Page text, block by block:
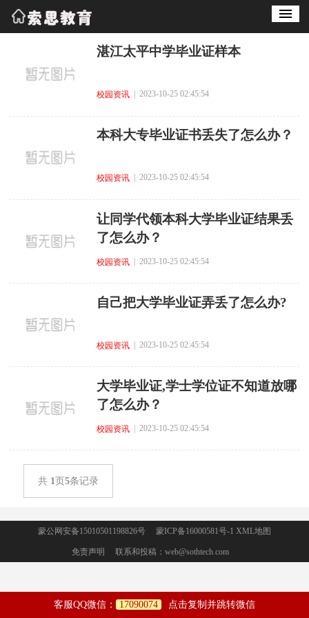
湛江太平中学毕业证样本
校园资讯 | 2023-10-25 02:45:54
本科大专毕业证书丢失了怎么办？
校园资讯 | 2023-10-25 02:45:54
让同学代领本科大学毕业证结果丢
了怎么办？
校园资讯 | 2023-10-25 02:45:54
自己把大学毕业证弄丢了怎么办?
校园资讯 | 2023-10-25 02:45:54
大学毕业证,学士学位证不知道放哪
了怎么办？
校园资讯 | 2023-10-25 02:45:54
共 1 页 5条记录
蒙公网安备15010501198826号 蒙ICP备16000581号-1 XML地图
免责声明 联系和投稿：web@sothtech.com
客服QQ微信： 17090074 点击复制并跳转微信